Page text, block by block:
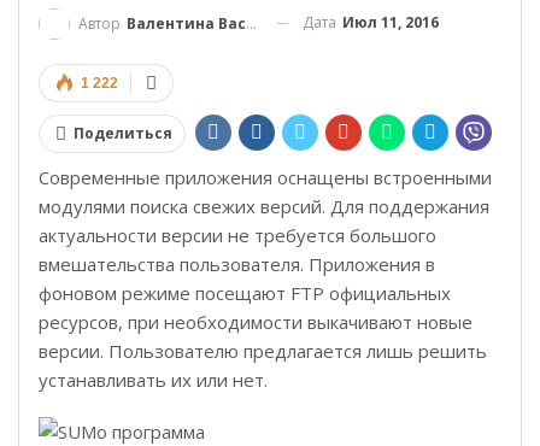
Автор Валентина Васильевна Дата Июл 11, 2016
1 222
Поделиться
Современные приложения оснащены встроенными
модулями поиска свежих версий. Для поддержания
актуальности версии не требуется большого
вмешательства пользователя. Приложения в
фоновом режиме посещают FTP официальных
ресурсов, при необходимости выкачивают новые
версии. Пользователю предлагается лишь решить
устанавливать их или нет.